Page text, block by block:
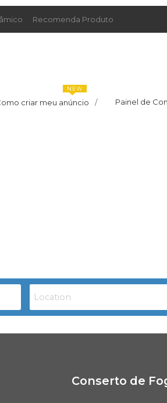
Recomenda Produto
criar meu anúncio /
NEW
Painel de
Conserto de